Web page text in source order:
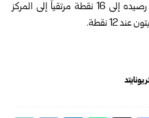
بهذا الفوز رفع مانشستر يونايتد رصيده إلى 16 نقطة مرتقياً إلى المركز
12 نقطة.